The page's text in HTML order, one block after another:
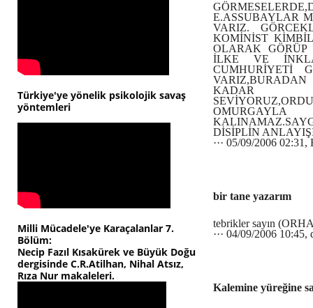
Türkiye'ye yönelik psikolojik savaş
yöntemleri
Milli Mücadele'ye Karaçalanlar 7.
Bölüm:
Necip Fazıl Kısakürek ve Büyük Doğu
dergisinde C.R.Atilhan, Nihal Atsız,
Rıza Nur makaleleri.
E.ASSUBAYLAR
VARIZ.
KOMİNİST
OLARAK
İLKE VE
CUMHURİYETİ
KADAR
DİSİPLİN
··· 05/09/2006
bir tane yazarım
tebrikler sayın
··· 04/09/2006
Kalemine yüreğine